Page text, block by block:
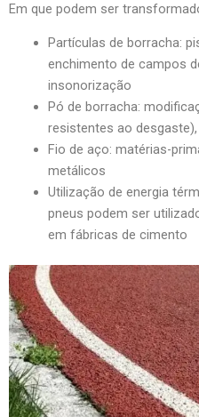
Em que podem ser
Partículas de borracha:
enchimento de campos
insonorização
Pó de borracha:
resistentes ao
Fio de aço: matérias-
metálicos
Utilização de energia
pneus podem ser
em fábricas de cimento